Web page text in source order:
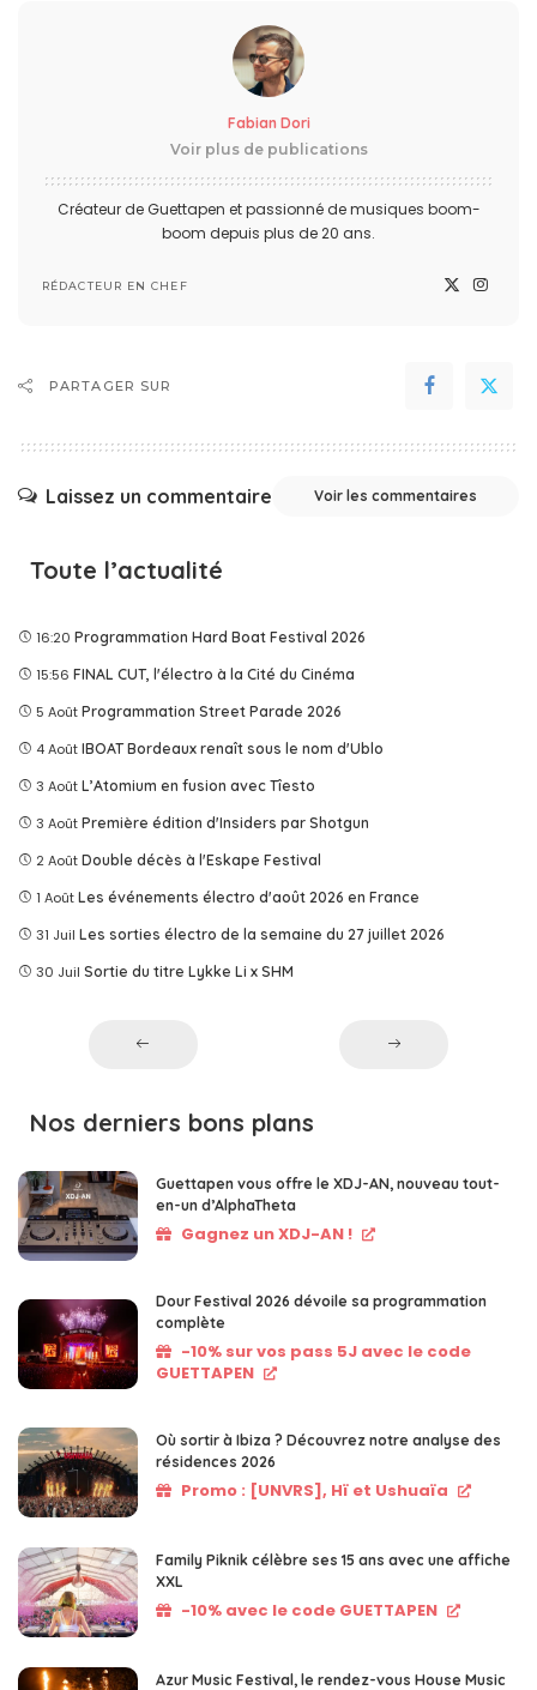
Fabian Dori
Voir plus de publications
Créateur de Guettapen et passionné de musiques boom-
boom depuis plus de 20 ans.
RÉDACTEUR EN CHEF
PARTAGER SUR
Laissez un commentaire Voir les commentaires
Toute l’actualité
16:20 Programmation Hard Boat Festival 2026
15:56 FINAL CUT, l'électro à la Cité du Cinéma
5 Août Programmation Street Parade 2026
4 Août IBOAT Bordeaux renaît sous le nom d'Ublo
3 Août L’Atomium en fusion avec Tîesto
3 Août Première édition d'Insiders par Shotgun
2 Août Double décès à l'Eskape Festival
1 Août Les événements électro d'août 2026 en France
31 Juil Les sorties électro de la semaine du 27 juillet 2026
30 Juil Sortie du titre Lykke Li x SHM
Nos derniers bons plans
Guettapen vous offre le XDJ-AN, nouveau tout-
en-un d’AlphaTheta
Gagnez un XDJ-AN !
Dour Festival 2026 dévoile sa programmation
complète
-10% sur vos pass 5J avec le code
GUETTAPEN
Où sortir à Ibiza ? Découvrez notre analyse des
résidences 2026
Promo : [UNVRS], Hï et Ushuaïa
Family Piknik célèbre ses 15 ans avec une affiche
XXL
-10% avec le code GUETTAPEN
Azur Music Festival, le rendez-vous House Music